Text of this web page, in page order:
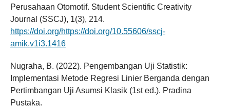
Perusahaan Otomotif. Student Scientific Creativity
Journal (SSCJ), 1(3), 214.
https://doi.org/https://doi.org/10.55606/sscj-
amik.v1i3.1416
Nugraha, B. (2022). Pengembangan Uji Statistik:
Implementasi Metode Regresi Linier Berganda dengan
Pertimbangan Uji Asumsi Klasik (1st ed.). Pradina
Pustaka.